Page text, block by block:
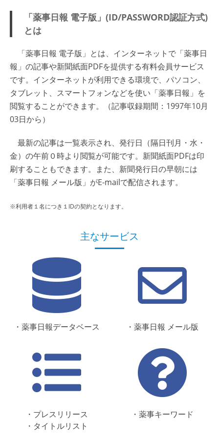
「薬事日報 電子版」(ID/PASSWORD認証方式)
とは
「薬事日報 電子版」とは、インターネットで「薬事日
報」の記事や新聞紙面PDFを提供する有料会員サービス
です。インターネットが利用できる環境で、パソコン、
タブレット、スマートフォンなどを使い「薬事日報」を
閲覧することができます。（記事収録期間：1997年10月
03日から）
最新の記事は一覧表示され、発行日（隔日刊月・水・
金）の午前０時より閲覧が可能です。新聞紙面PDFは印
刷することもできます。また、新聞発行日の早朝には
「薬事日報 メール版」がE-mailで配信されます。
※利用者１名につき１IDの契約となります。
主なサービス
・薬事日報データベース ・薬事日報 メール版
・プレスリリース
・タイトルリスト
・薬事キーワード